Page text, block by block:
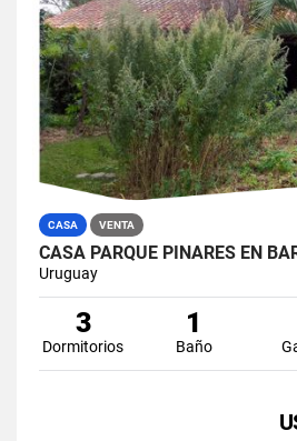
CASA VENTA
CASA PARQUE PINARES EN
Uruguay
3
Dormitorios
1
Baño